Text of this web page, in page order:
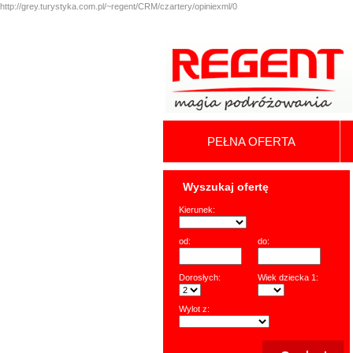
http://grey.turystyka.com.pl/~regent/CRM/czartery/opiniexml/0
PEŁNA OFERTA
Wyszukaj ofertę
Kierunek:
od: do:
Dorosłych: Wiek dziecka 1:
Wylot z: